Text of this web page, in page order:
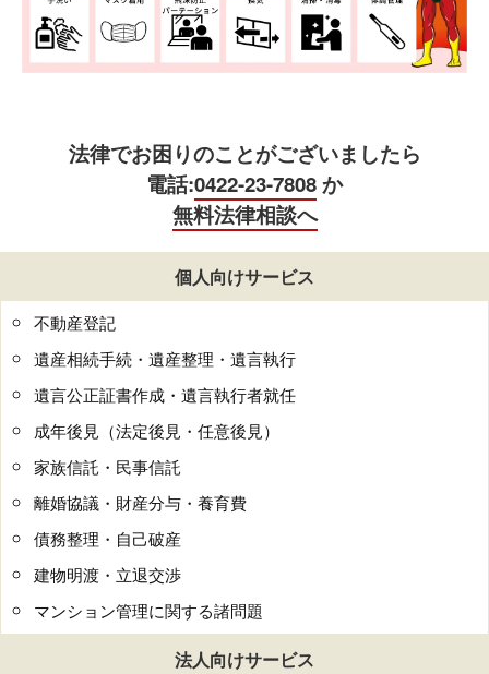
法律でお困りのことがございましたら
電話:0422-23-7808か
無料法律相談へ
個人向けサービス
不動産登記
遺産相続手続・遺産整理・遺言執行
遺言公正証書作成・遺言執行者就任
成年後見（法定後見・任意後見）
家族信託・民事信託
離婚協議・財産分与・養育費
債務整理・自己破産
建物明渡・立退交渉
マンション管理に関する諸問題
法人向けサービス